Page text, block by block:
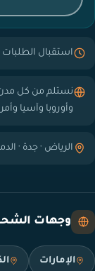
استقبال
نستلم من كل مدن
وأوروبا وآسيا
الرياض · جدة ·
وجهات
الإمارات